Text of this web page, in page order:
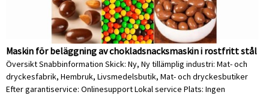
Maskin för beläggning av chokladsnacksmaskin i rostfritt stål
Översikt Snabbinformation Skick: Ny, Ny tillämplig industri: Mat- och
dryckesfabrik, Hembruk, Livsmedelsbutik, Mat- och dryckesbutiker
Efter garantiservice: Onlinesupport Lokal service Plats: Ingen